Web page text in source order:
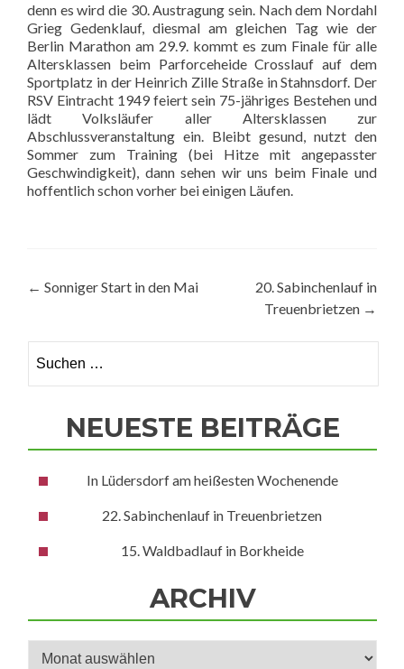
denn es wird die 30. Austragung sein. Nach dem Nordahl
Grieg Gedenklauf, diesmal am gleichen Tag wie der
Berlin Marathon am 29.9. kommt es zum Finale für alle
Altersklassen beim Parforceheide Crosslauf auf dem
Sportplatz in der Heinrich Zille Straße in Stahnsdorf. Der
RSV Eintracht 1949 feiert sein 75-jähriges Bestehen und
lädt Volksläufer aller Altersklassen zur
Abschlussveranstaltung ein. Bleibt gesund, nutzt den
Sommer zum Training (bei Hitze mit angepasster
Geschwindigkeit), dann sehen wir uns beim Finale und
hoffentlich schon vorher bei einigen Läufen.
Beitragsnavigation
← Sonniger Start in den Mai
20. Sabinchenlauf in
Treuenbrietzen →
nach:
NEUESTE BEITRÄGE
In Lüdersdorf am heißesten Wochenende
22. Sabinchenlauf in Treuenbrietzen
15. Waldbadlauf in Borkheide
ARCHIV
Archiv